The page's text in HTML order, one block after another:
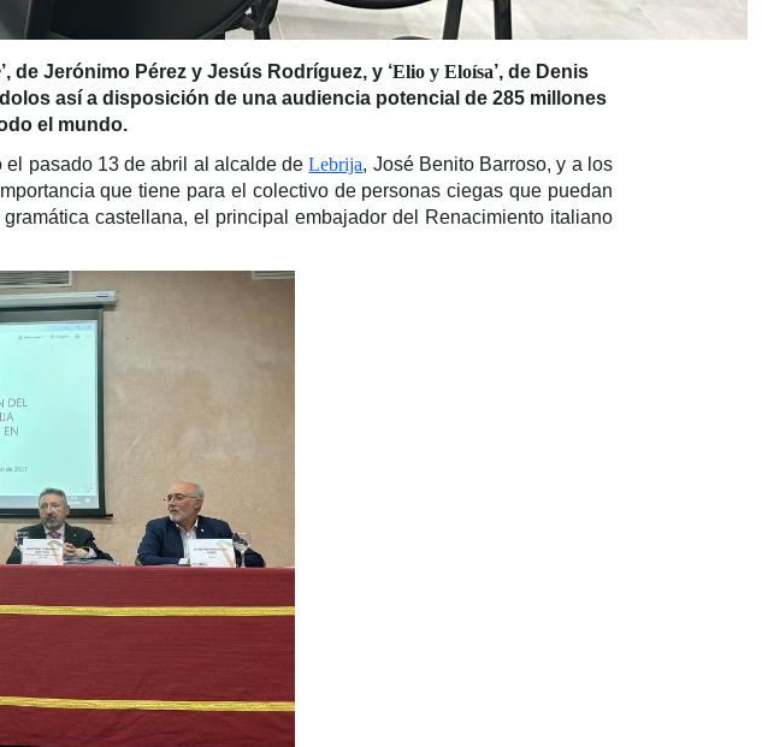
’, de Jerónimo Pérez y Jesús Rodríguez, y ‘Elio y Eloísa’, de Denis
así a disposición de una audiencia potencial de 285 millones
el mundo.
el pasado 13 de abril al alcalde deLebrija, José Benito Barroso, y a los
que tiene para el colectivo de personas ciegas que puedan
castellana, el principal embajador del Renacimiento italiano